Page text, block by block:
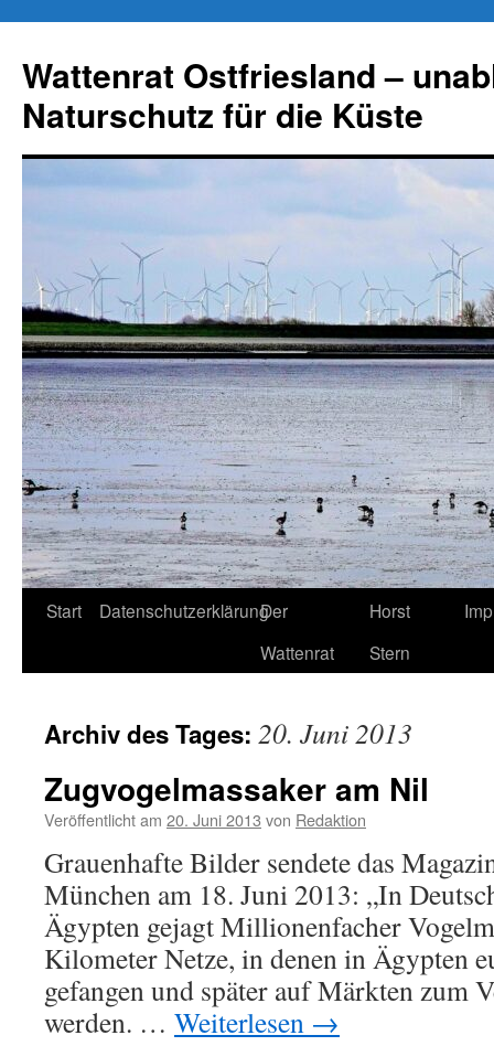
springen
Wattenrat Ostfriesland –
Naturschutz für die Küste
Start DatenschutzerklärungDer
Wattenrat
Horst
Stern
Archiv des Tages: 20. Juni 2013
Zugvogelmassaker am Nil
Veröffentlicht am 20. Juni 2013 von Redaktion
Grauenhafte Bilder sendete das
München am 18. Juni 2013: „In
Ägypten gejagt Millionenfacher
Kilometer Netze, in denen in Ägypten
gefangen und später auf Märkten zum
werden. … Weiterlesen →